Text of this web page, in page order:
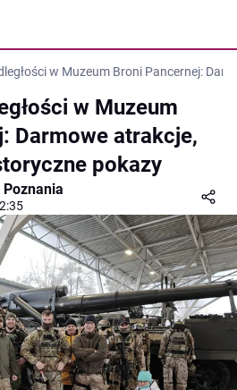
w Muzeum Broni Pancernej:
w Muzeum
Darmowe atrakcje,
pokazy